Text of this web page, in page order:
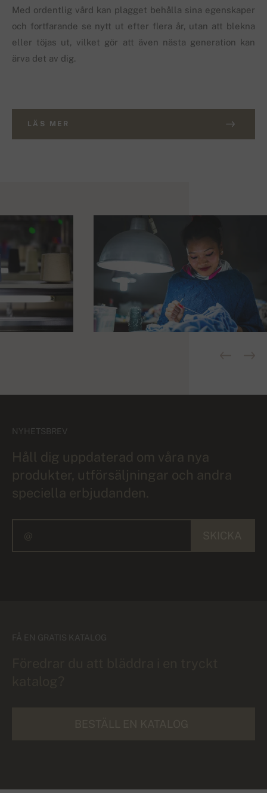
Med ordentlig vård kan plagget behålla sina egenskaper
och fortfarande se nytt ut efter flera år, utan att blekna
eller töjas ut, vilket gör att även nästa generation kan
ärva det av dig.
LÄS MER
NYHETSBREV
Håll dig uppdaterad om våra nya
produkter, utförsäljningar och andra
speciella erbjudanden.
FÅ EN GRATIS KATALOG